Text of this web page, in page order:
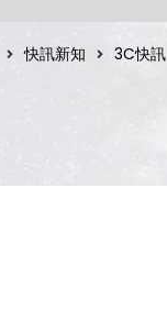
快訊新知 3C快訊